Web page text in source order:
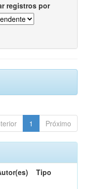
registros por
1 Próximo
Tipo